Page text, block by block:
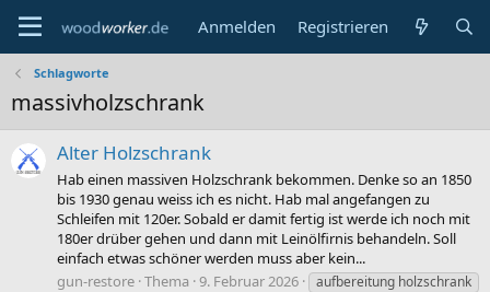
Anmelden Registrieren
Schlagworte
massivholzschrank
Alter Holzschrank
Hab einen massiven Holzschrank bekommen. Denke so an 1850
bis 1930 genau weiss ich es nicht. Hab mal angefangen zu
Schleifen mit 120er. Sobald er damit fertig ist werde ich noch mit
180er drüber gehen und dann mit Leinölfirnis behandeln. Soll
einfach etwas schöner werden muss aber kein...
gun-restore Thema 9. Februar 2026
aufbereitung holzschrank